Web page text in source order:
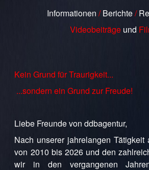
Informationen /Berichte/
Videobeiträge und
Kein Grund für Traurigkeit...
...sondern ein Grund zur Freude!
Liebe Freunde von ddbagentur,
Nach unserer jahrelangen Tätigkeit
von 2010 bis 2026 und den
wir in den vergangenen